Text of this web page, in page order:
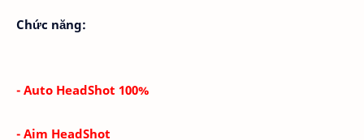
Chức năng:
- Auto HeadShot 100%
- Aim HeadShot